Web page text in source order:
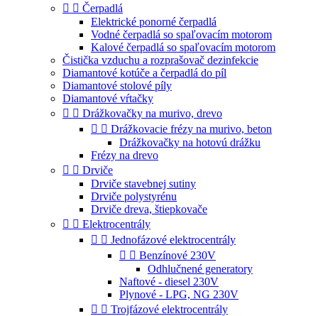
  Čerpadlá
Elektrické ponorné čerpadlá
Vodné čerpadlá so spaľovacím motorom
Kalové čerpadlá so spaľovacím motorom
Čistička vzduchu a rozprašovač dezinfekcie
Diamantové kotúče a čerpadlá do píl
Diamantové stolové píly
Diamantové vŕtačky
  Drážkovačky na murivo, drevo
  Drážkovacie frézy na murivo, beton
Drážkovačky na hotovú drážku
Frézy na drevo
  Drviče
Drviče stavebnej sutiny
Drviče polystyrénu
Drviče dreva, štiepkovače
  Elektrocentrály
  Jednofázové elektrocentrály
  Benzínové 230V
Odhlučnené generatory
Naftové - diesel 230V
Plynové - LPG, NG 230V
  Trojfázové elektrocentrály